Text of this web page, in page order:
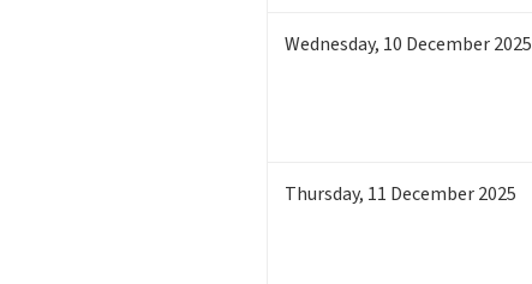
Wednesday, 10 December 2025
Thursday, 11 December 2025